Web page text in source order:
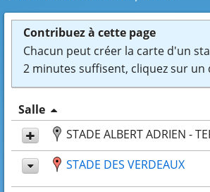
Contribuez à cette page
Chacun peut créer la carte d'un
2 minutes suffisent, cliquez sur un
Salle
STADE ALBERT ADRIEN -
STADE DES VERDEAUX